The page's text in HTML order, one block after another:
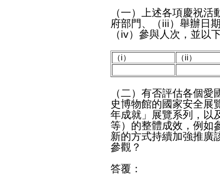
（一）上述各項慶祝
府部門、（iii）舉辦日
（iv）參與人次，並以
（i） （ii）
（二）有否評估各個
史博物館的國家安全
年成就」展覽系列，以
等）的整體成效，例如
新的方式持續加強推廣
參觀？
答覆：